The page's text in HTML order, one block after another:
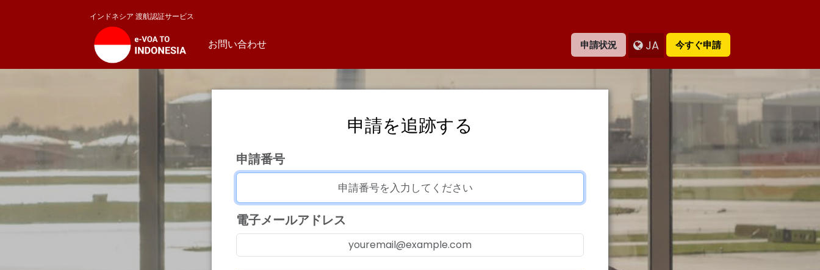
インドネシア 渡航認証サービス
お問い合わせ 申請状況 JA 今すぐ申請
申請を追跡する
申請番号
電子メールアドレス